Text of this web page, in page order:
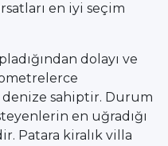
en iyi seçim
dolayı ve
sahiptir. Durum
en uğradığı
Patara kiralık villa